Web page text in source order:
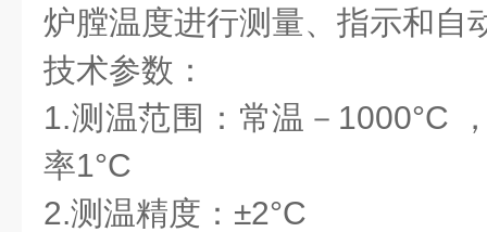
炉膛温度进行测量、指示和自
技术参数：
1.测温范围：常温－1000°C
率1°C
2.测温精度：±2°C